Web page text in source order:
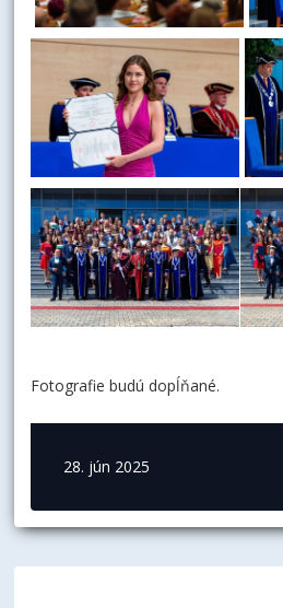
Fotografie budú dopĺňané.
28. jún 2025